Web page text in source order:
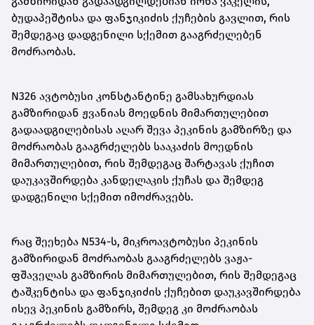
ბუდაპეშტისა და ფანჯიკიძის ქუჩების გავლით, რის
შემდეგაც დადგენილი სქემით გააგრძელებენ
მოძრაობას.
N326 ავტობუსი კონსტანტინე გამსახურდიას
გამზირიდან ჟვანიას მოედნის მიმართულებით
გადაადგილებისას აღარ შევა პეკინის გამზირზე და
მოძრაობას გააგრძელებს სააკაძის მოედნის
მიმართულებით, რის შემდეგაც შარტავას ქუჩით
დაუკავშირდება კანდელაკის ქუჩას და შემდეგ
დადგენილი სქემით იმოძრავებს.
რაც შეეხება N534-ს, მიკროავტობუსი პეკინის
გამზირიდან მოძრაობას გააგრძელებს ვაჟა-
ფშაველას გამზირის მიმართულებით, რის შემდეგაც
ტაშკენტისა და ფანჯიკიძის ქუჩებით დაუკავშირდება
ისევ პეკინის გამზირს, შემდეგ კი მოძრაობას